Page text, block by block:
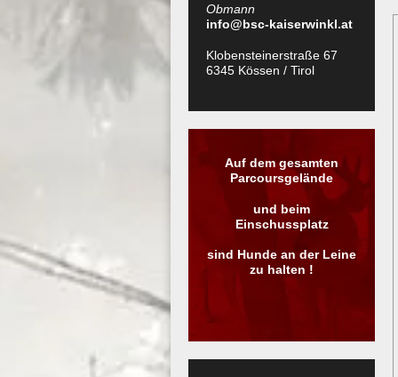
Obmann
info@bsc-kaiserwinkl.at
Klobensteinerstraße 67
6345 Kössen / Tirol
Auf dem gesamten
Parcoursgelände
und beim
Einschussplatz
sind Hunde an der Leine
zu halten !